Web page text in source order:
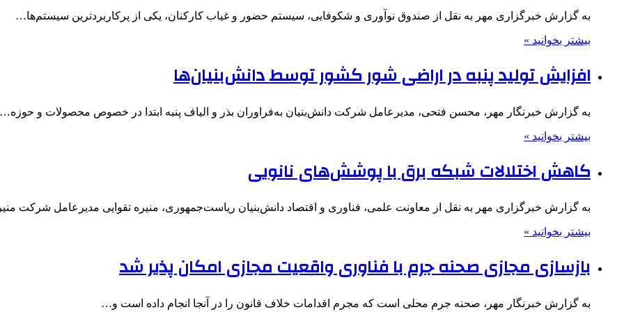
به گزارش خبرگزاری مهر به نقل از صندوق نوآوری و شکوفایی، سیستم حضور و غیاب کارکنان، یکی از پرکاربردترین سیستم‌ها…
بیشتر بخوانید »
افزایش تولید پنبه در اراضی شور کشور توسط دانش‌بنیان‌ها
به گزارش خبرنگار مهر، محسن فتحی، مدیرعامل شرکت دانش‌بنیان به‌فراوران بذر و الیاف پنبه ابتدا در خصوص محصولات و حوزه…
بیشتر بخوانید »
کاهش اختلالات شبکه برق با پوشش‌های نانویی
به گزارش خبرگزاری مهر به نقل از معاونت علمی، فناوری و اقتصاد دانش‌بنیان ریاست‌جمهوری، منیره تقوایی مدیرعامل شرکت
بیشتر بخوانید »
بازسازی مجازی صحنه جرم با فناوری واقعیت مجازی امکان پذیر شد
به گزارش خبرنگار مهر، صحنه جرم محلی است که مجرم اقدامات خلاف قانون را در آنجا انجام داده است و…